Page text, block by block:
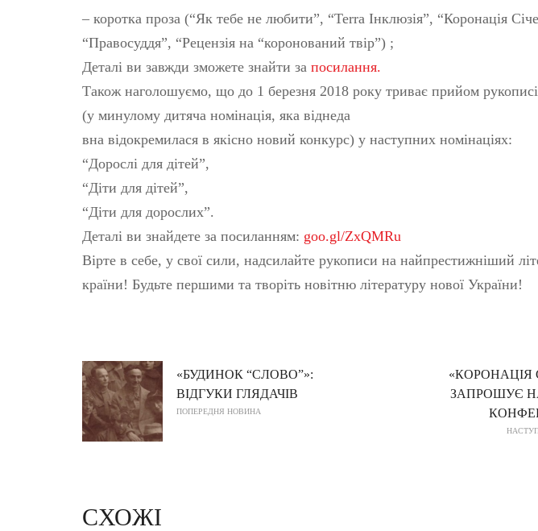
– коротка проза (“Як тебе не любити”, “Теrra Інклюзія”, “Коронація
“Правосуддя”, “Рецензія на “коронований твір”) ;
Деталі ви завжди зможете знайти за посилання.
Також наголошуємо, що до 1 березня 2018 року триває прийом
(у минулому дитяча номінація, яка віднеда
вна відокремилася в якісно новий конкурс) у наступних номінаціях:
“Дорослі для дітей”,
“Діти для дітей”,
“Діти для дорослих”.
Деталі ви знайдете за посиланням: goo.gl/ZxQMRu
Вірте в себе, у свої сили, надсилайте рукописи на найпрестижніший
країни! Будьте першими та творіть новітню літературу нової України!
«БУДИНОК “СЛОВО”»:
ВІДГУКИ ГЛЯДАЧІВ
ПОПЕРЕДНЯ НОВИНА
«КОРОНАЦІЯ
ЗАПРОШУЄ
СХОЖІ